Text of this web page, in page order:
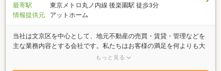
最寄駅
東京メトロ丸ノ内線 後楽園駅 徒歩3分
情報提供元
アットホーム
当社は文京区を中心として、地元不動産の売買・賃貸・管理などを
主な業務内容とする会社です。私たちはお客様の満足を何よりも大
切にしております。どんな事でもお気軽にご相談ください。豊富な
もっと見る